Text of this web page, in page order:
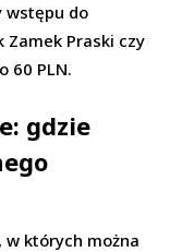
wstępu do
Praski czy
60 PLN.
gdzie
, w których można